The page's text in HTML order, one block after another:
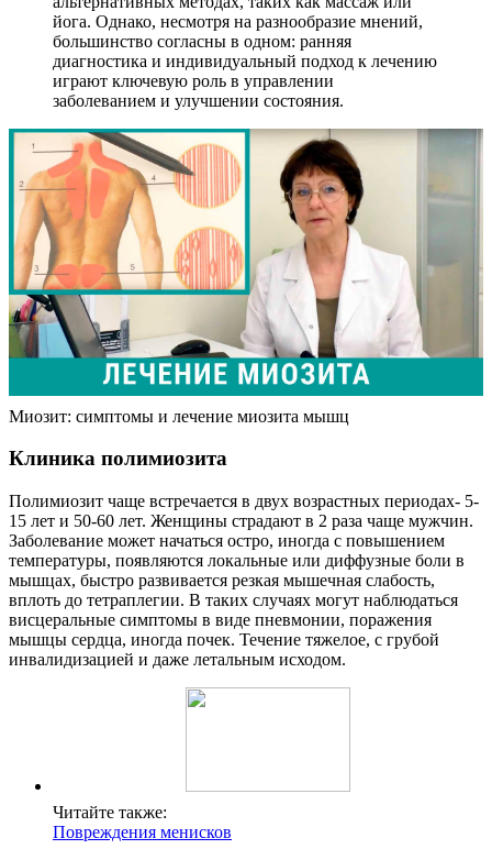
йога. Однако, несмотря на разнообразие мнений,
большинство согласны в одном: ранняя
диагностика и индивидуальный подход к лечению
играют ключевую роль в управлении
заболеванием и улучшении состояния.
Миозит: симптомы и лечение миозита мышц
Клиника полимиозита
Полимиозит чаще встречается в двух возрастных периодах- 5-
15 лет и 50-60 лет. Женщины страдают в 2 раза чаще мужчин.
Заболевание может начаться остро, иногда с повышением
температуры, появляются локальные или диффузные боли в
мышцах, быстро развивается резкая мышечная слабость,
вплоть до тетраплегии. В таких случаях могут наблюдаться
висцеральные симптомы в виде пневмонии, поражения
мышцы сердца, иногда почек. Течение тяжелое, с грубой
инвалидизацией и даже летальным исходом.
Читайте также:
Повреждения менисков